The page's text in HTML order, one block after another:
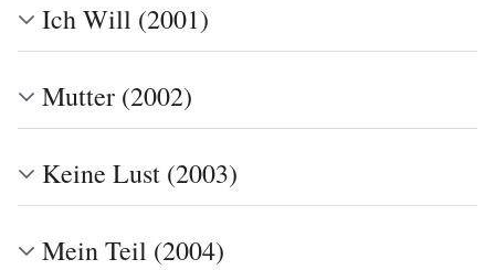
Ich Will (2001)
Mutter (2002)
Keine Lust (2003)
Mein Teil (2004)